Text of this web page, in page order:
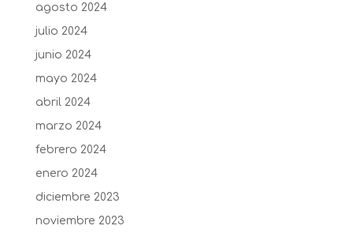
agosto 2024
julio 2024
junio 2024
mayo 2024
abril 2024
marzo 2024
febrero 2024
enero 2024
diciembre 2023
noviembre 2023